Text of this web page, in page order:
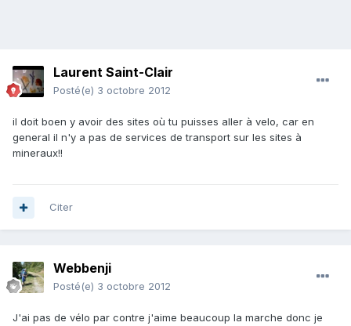
Laurent Saint-Clair
Posté(e) 3 octobre 2012
il doit boen y avoir des sites où tu puisses aller à velo, car en
general il n'y a pas de services de transport sur les sites à
mineraux!!
Citer
Webbenji
Posté(e) 3 octobre 2012
J'ai pas de vélo par contre j'aime beaucoup la marche donc je